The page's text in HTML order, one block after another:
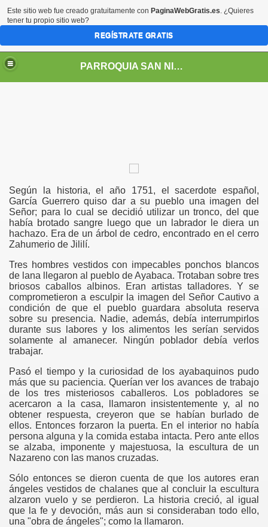
PARROQUIA SAN NICOLÁS DE TOLENTINO TUMBES
Según la historia, el año 1751, el sacerdote español,
García Guerrero quiso dar a su pueblo una imagen del
Señor; para lo cual se decidió utilizar un tronco, del que
había brotado sangre luego que un labrador le diera un
hachazo. Era de un árbol de cedro, encontrado en el cerro
Zahumerio de Jililí.
Tres hombres vestidos con impecables ponchos blancos
de lana llegaron al pueblo de Ayabaca. Trotaban sobre tres
briosos caballos albinos. Eran artistas talladores. Y se
comprometieron a esculpir la imagen del Señor Cautivo a
condición de que el pueblo guardara absoluta reserva
sobre su presencia. Nadie, además, debía interrumpirlos
durante sus labores y los alimentos les serían servidos
solamente al amanecer. Ningún poblador debía verlos
trabajar.
Pasó el tiempo y la curiosidad de los ayabaquinos pudo
más que su paciencia. Querían ver los avances de trabajo
de los tres misteriosos caballeros. Los pobladores se
acercaron a la casa, llamaron insistentemente y, al no
obtener respuesta, creyeron que se habían burlado de
ellos. Entonces forzaron la puerta. En el interior no había
persona alguna y la comida estaba intacta. Pero ante ellos
se alzaba, imponente y majestuosa, la escultura de un
Nazareno con las manos cruzadas.
Sólo entonces se dieron cuenta de que los autores eran
ángeles vestidos de chalanes que al concluir la escultura
alzaron vuelo y se perdieron. La historia creció, al igual
que la fe y devoción, más aun si consideraban todo ello,
una "obra de ángeles"; como la llamaron.
DEL BAUTISMO Y DEL MATRIMONIO
Tumbes
Este sitio web fue creado gratuitamente con PaginaWebGratis.es. ¿Quieres
tener tu propio sitio web?
REGÍSTRATE GRATIS